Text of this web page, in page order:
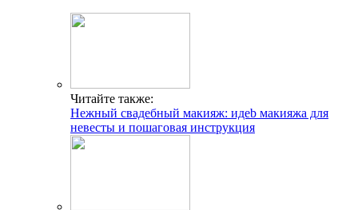
Читайте также:
Нежный свадебный макияж: идеb макияжа для
невесты и пошаговая инструкция